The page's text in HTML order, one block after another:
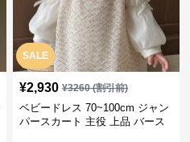
SALE
¥2,930 ¥3260(割引前)
ベビードレス 70~100cm ジャン
パースカート 主役 上品 バース